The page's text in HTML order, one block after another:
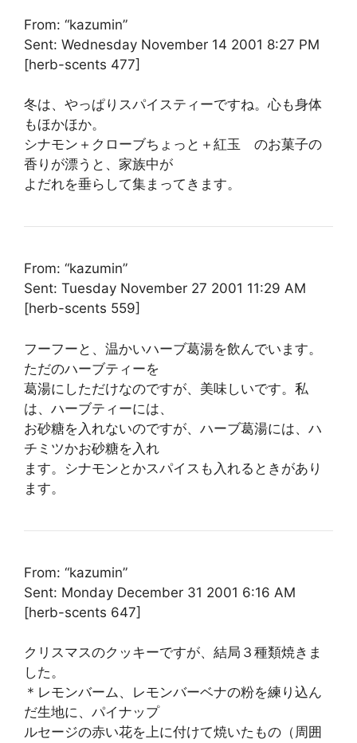
From: “kazumin”
Sent: Wednesday November 14 2001 8:27 PM
[herb-scents 477]
冬は、やっぱりスパイスティーですね。心も身体
もほかほか。
シナモン＋クローブちょっと＋紅玉 のお菓子の
香りが漂うと、家族中が
よだれを垂らして集まってきます。
From: “kazumin”
Sent: Tuesday November 27 2001 11:29 AM
[herb-scents 559]
フーフーと、温かいハーブ葛湯を飲んでいます。
ただのハーブティーを
葛湯にしただけなのですが、美味しいです。私
は、ハーブティーには、
お砂糖を入れないのですが、ハーブ葛湯には、ハ
チミツかお砂糖を入れ
ます。シナモンとかスパイスも入れるときがあり
ます。
From: “kazumin”
Sent: Monday December 31 2001 6:16 AM
[herb-scents 647]
クリスマスのクッキーですが、結局３種類焼きま
した。
＊レモンバーム、レモンバーベナの粉を練り込ん
だ生地に、パイナップ
ルセージの赤い花を上に付けて焼いたもの（周囲